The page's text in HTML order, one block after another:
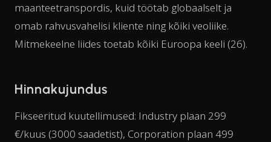
maanteetranspordis, kuid töötab globaalselt ja
omab rahvusvahelisi kliente ning kõiki veoliike.
Mitmekeelne liides toetab kõiki Euroopa keeli (26).
Hinnakujundus
Fikseeritud kuutellimused: Industry plaan 299
€/kuus (3000 saadetist), Corporation plaan 499